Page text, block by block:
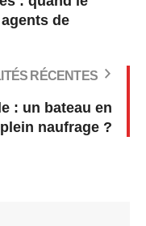
de
RÉCENTES
: un bateau en
plein naufrage ?